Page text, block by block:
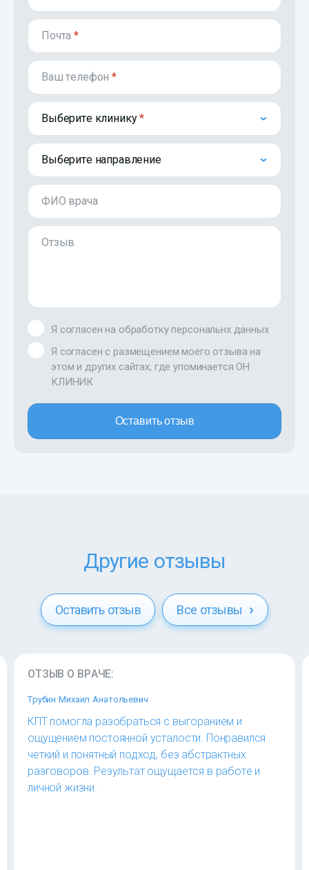
Почта*
Ваш телефон*
Выберите клинику
Выберите направление
ФИО врача
Отзыв
Я согласен на обработку персональнх данных
Я согласен с размещением моего отзыва на
этом и других сайтах, где упоминается ОН
КЛИНИК
Оставить отзыв
Другие отзывы
Оставить отзыв Все отзывы
ОТЗЫВ О ВРАЧЕ:
Трубин Михаил Анатольевич
КПТ помогла разобраться с выгоранием и
ощущением постоянной усталости. Понравился
четкий и понятный подход, без абстрактных
разговоров. Результат ощущается в работе и
личной жизни.